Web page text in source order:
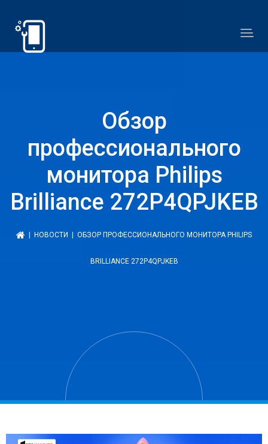
Обзор
профессионального
монитора Philips
Brilliance 272P4QPJKEB
НОВОСТИ | ОБЗОР ПРОФЕССИОНАЛЬНОГО МОНИТОРА PHILIPS
BRILLIANCE 272P4QPJKEB